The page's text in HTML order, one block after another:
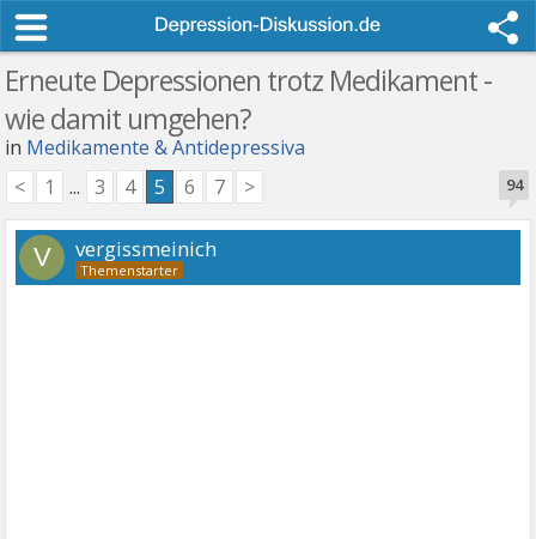
Erneute Depressionen trotz Medikament -
wie damit umgehen?
in Medikamente & Antidepressiva
94
< 1 ... 3 4 5 6 7 >
V vergissmeinich